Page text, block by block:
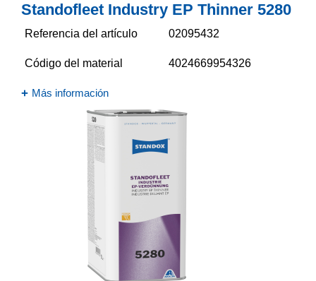
Standofleet Industry EP Thinner 5280​
Referencia del artículo 02095432
Código del material 4024669954326
Más información